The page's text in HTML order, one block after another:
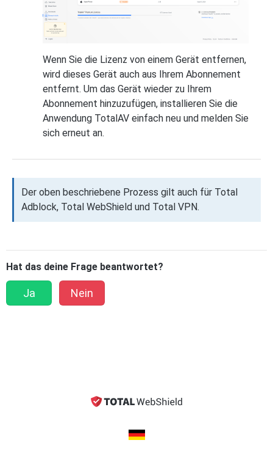
Wenn Sie die Lizenz von einem Gerät entfernen,
wird dieses Gerät auch aus Ihrem Abonnement
entfernt. Um das Gerät wieder zu Ihrem
Abonnement hinzuzufügen, installieren Sie die
Anwendung TotalAV einfach neu und melden Sie
sich erneut an.
Der oben beschriebene Prozess gilt auch für Total
Adblock, Total WebShield und Total VPN.
Hat das deine Frage beantwortet?
Ja Nein